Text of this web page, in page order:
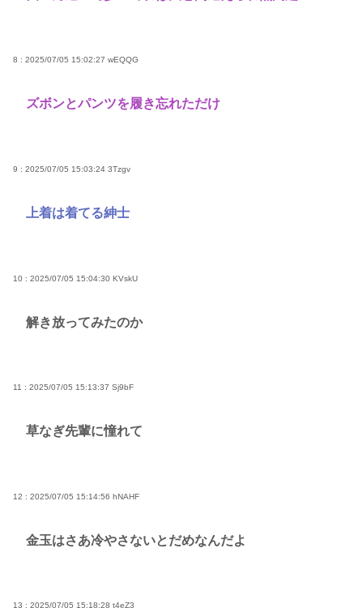
8 : 2025/07/05 15:02:27 wEQQG
ズボンとパンツを履き忘れただけ
9 : 2025/07/05 15:03:24 3Tzgv
上着は着てる紳士
10 : 2025/07/05 15:04:30 KVskU
解き放ってみたのか
11 : 2025/07/05 15:13:37 Sj9bF
草なぎ先輩に憧れて
12 : 2025/07/05 15:14:56 hNAHF
金玉はさあ冷やさないとだめなんだよ
13 : 2025/07/05 15:18:28 t4eZ3